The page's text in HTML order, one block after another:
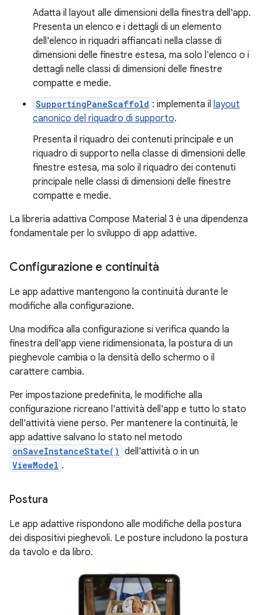
Adatta il layout alle dimensioni della finestra dell'app.
Presenta un elenco e i dettagli di un elemento
dell'elenco in riquadri affiancati nella classe di
dimensioni delle finestre estesa, ma solo l'elenco o i
dettagli nelle classi di dimensioni delle finestre
compatte e medie.
SupportingPaneScaffold : implementa il layout
canonico del riquadro di supporto.
Presenta il riquadro dei contenuti principale e un
riquadro di supporto nella classe di dimensioni delle
finestre estesa, ma solo il riquadro dei contenuti
principale nelle classi di dimensioni delle finestre
compatte e medie.
La libreria adattiva Compose Material 3 è una dipendenza
fondamentale per lo sviluppo di app adattive.
Configurazione e continuità
Le app adattive mantengono la continuità durante le
modifiche alla configurazione.
Una modifica alla configurazione si verifica quando la
finestra dell'app viene ridimensionata, la postura di un
pieghevole cambia o la densità dello schermo o il
carattere cambia.
Per impostazione predefinita, le modifiche alla
configurazione ricreano l'attività dell'app e tutto lo stato
dell'attività viene perso. Per mantenere la continuità, le
app adattive salvano lo stato nel metodo
onSaveInstanceState() dell'attività o in un
ViewModel .
Postura
Le app adattive rispondono alle modifiche della postura
dei dispositivi pieghevoli. Le posture includono la postura
da tavolo e da libro.